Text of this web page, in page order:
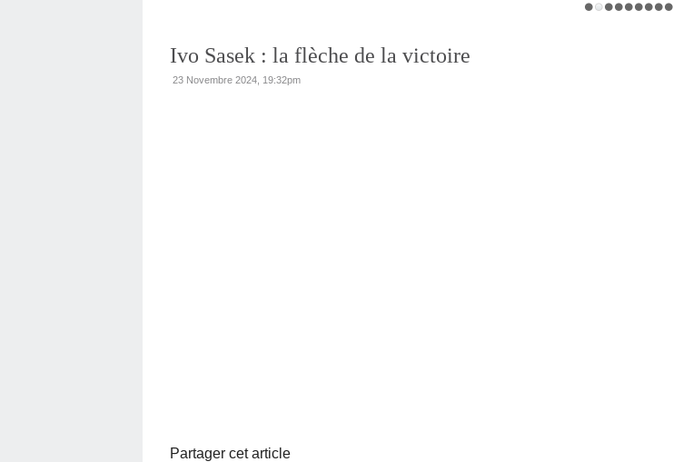
Ivo Sasek : la flèche de la victoire
23 Novembre 2024, 19:32pm
Partager cet article